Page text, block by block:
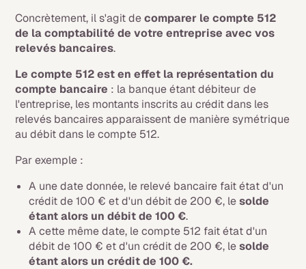
Concrètement, il s'agit decomparer le compte 512
de la comptabilité de votre entreprise avec vos
relevés bancaires.
Le compte 512 est en effet la représentation du
compte bancaire : la banque étant débiteur de
l'entreprise, les montants inscrits au crédit dans les
relevés bancaires apparaissent de manière symétrique
au débit dans le compte 512.
Par exemple :
A une date donnée, le relevé bancaire fait état d'un
crédit de 100 € et d'un débit de 200 €, lesolde
étant alors un débit de 100 €.
A cette même date, le compte 512 fait état d'un
débit de 100 € et d'un crédit de 200 €, lesolde
étant alors un crédit de 100 €.